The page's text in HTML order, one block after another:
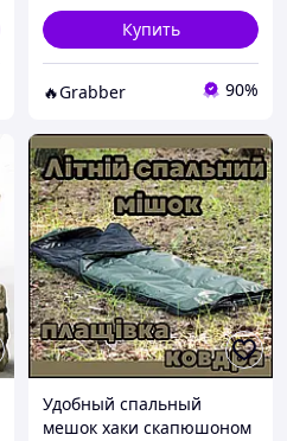
Купить
🔥Grabber 90%
Удобный спальный
мешок хаки скапюшоном